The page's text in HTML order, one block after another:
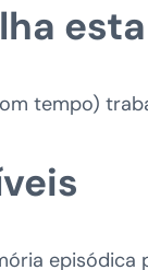
tempo)
episódica